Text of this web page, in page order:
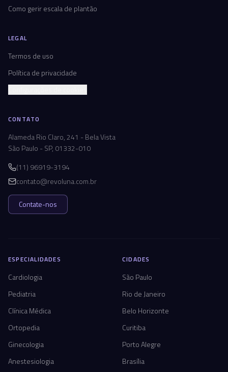
Como gerir escala de plantão
LEGAL
Termos de uso
Política de privacidade
CONTATO
Alameda Rio Claro, 241 - Bela Vista
São Paulo - SP, 01332-010
(11) 96919-3194
contato@revoluna.com.br
Contate-nos
ESPECIALIDADES
Cardiologia
Pediatria
Clínica Médica
Ortopedia
Ginecologia
Anestesiologia
CIDADES
São Paulo
Rio de Janeiro
Belo Horizonte
Curitiba
Porto Alegre
Brasília